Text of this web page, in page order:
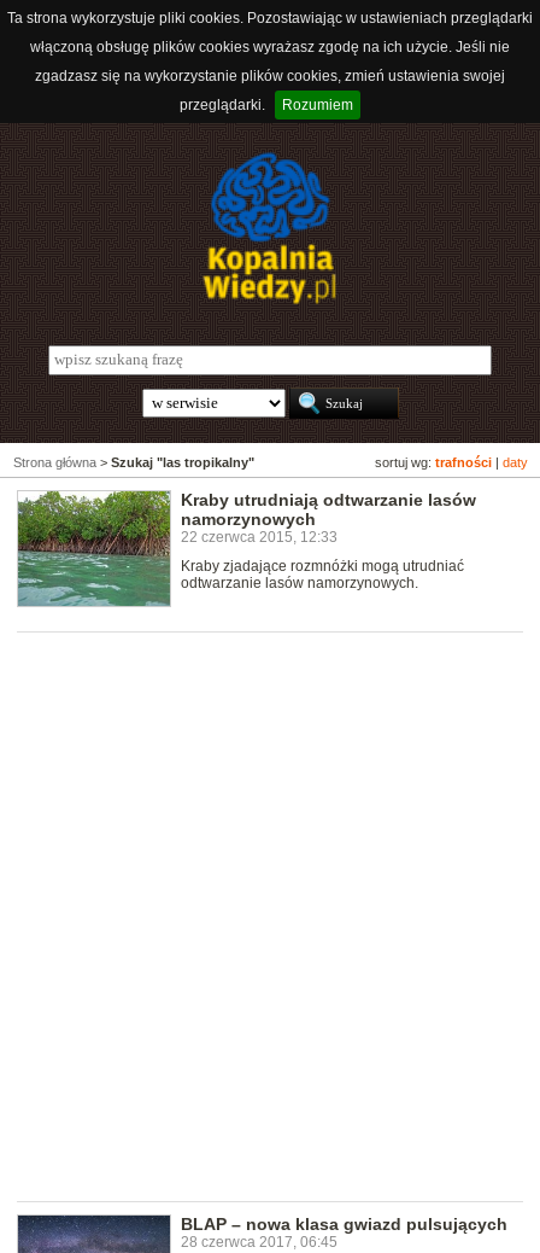
Ta strona wykorzystuje pliki cookies. Pozostawiając w ustawieniach przeglądarki
włączoną obsługę plików cookies wyrażasz zgodę na ich użycie. Jeśli nie
zgadzasz się na wykorzystanie plików cookies, zmień ustawienia swojej
przeglądarki.
Rozumiem
sortuj wg: trafności daty
Strona główna > Szukaj "las tropikalny"
Kraby utrudniają odtwarzanie lasów
namorzynowych
22 czerwca 2015, 12:33
Kraby zjadające rozmnóżki mogą utrudniać
odtwarzanie lasów namorzynowych.
BLAP – nowa klasa gwiazd pulsujących
28 czerwca 2017, 06:45